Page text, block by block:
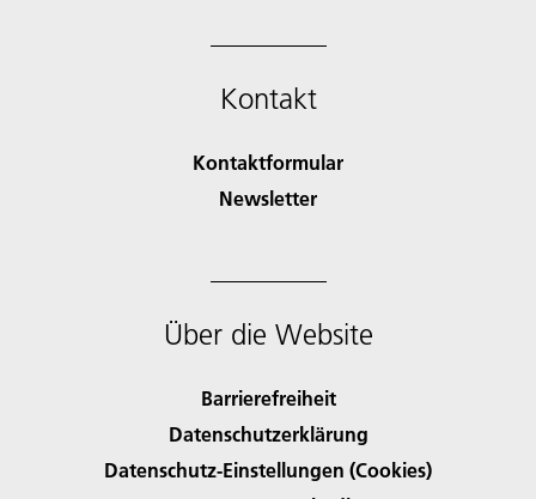
Kontakt
Kontaktformular
Newsletter
Über die Website
Barrierefreiheit
Datenschutzerklärung
Datenschutz-Einstellungen (Cookies)